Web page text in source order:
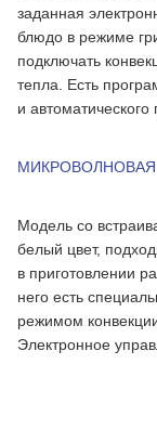
заданная
блюдо в режиме
подключать
тепла. Есть
и
МИКРОВОЛНОВАЯ
Модель со
белый цвет,
в приготовлении
него есть
режимом
Электронное